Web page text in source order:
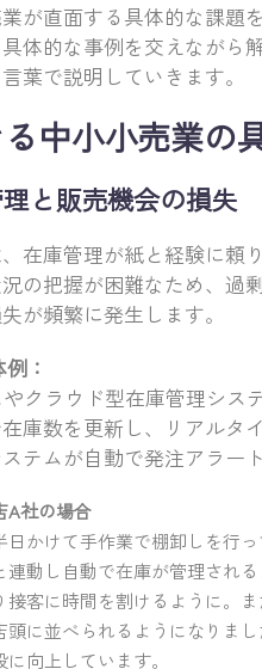
が直面する具体的な課題
体的な事例を交えながら
葉で説明していきます。
中小小売業の
と販売機会の損失
在庫管理が紙と経験に頼
の把握が困難なため、過
が頻繁に発生します。
：
クラウド型在庫管理シ
庫数を更新し、リアルタ
テムが自動で発注アラー
A社の場合
かけて手作業で棚卸しを行
連動し自動で在庫が管理され
接客に時間を割けるように。
に並べられるようになりま
向上しています。